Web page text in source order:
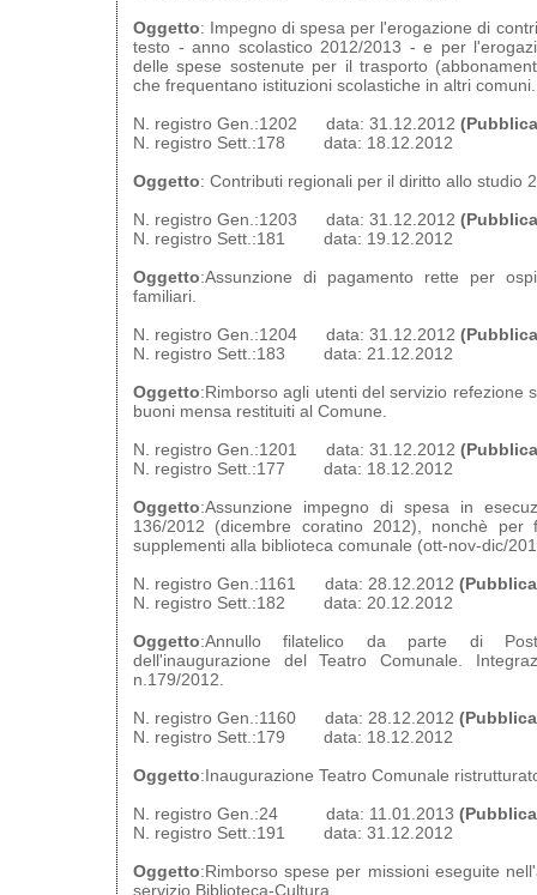
Oggetto: Impegno di spesa per l'erogazione di
testo - anno scolastico 2012/2013 - e per
delle spese sostenute per il trasporto
che frequentano istituzioni scolastiche in altri comuni.
N. registro Gen.:1202 data: 31.12.2012
N. registro Sett.:178 data: 18.12.2012
Oggetto: Contributi regionali per il diritto allo studio
N. registro Gen.:1203 data: 31.12.2012
N. registro Sett.:181 data: 19.12.2012
Oggetto:Assunzione di pagamento rette per
familiari.
N. registro Gen.:1204 data: 31.12.2012
N. registro Sett.:183 data: 21.12.2012
Oggetto:Rimborso agli utenti del servizio refezione
buoni mensa restituiti al Comune.
N. registro Gen.:1201 data: 31.12.2012
N. registro Sett.:177 data: 18.12.2012
Oggetto:Assunzione impegno di spesa in
136/2012 (dicembre coratino 2012), nonchè per
supplementi alla biblioteca comunale (ott-nov-dic/
N. registro Gen.:1161 data: 28.12.2012
N. registro Sett.:182 data: 20.12.2012
Oggetto:Annullo filatelico da parte di
dell'inaugurazione del Teatro Comunale.
n.179/2012.
N. registro Gen.:1160 data: 28.12.2012
N. registro Sett.:179 data: 18.12.2012
Oggetto:Inaugurazione Teatro Comunale
N. registro Gen.:24 data: 11.01.2013
N. registro Sett.:191 data: 31.12.2012
Oggetto:Rimborso spese per missioni eseguite
servizio Biblioteca-Cultura